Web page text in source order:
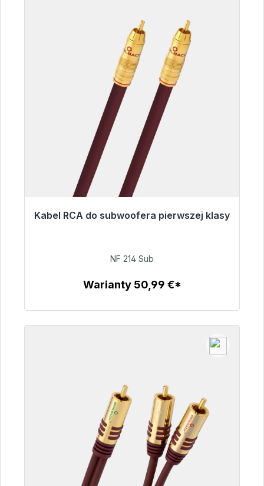
Kabel RCA do subwoofera pierwszej klasy
Gotowy do natychmiastowej wysyłki, czas
94,00 €
NF 214 Sub
Warianty 50,99 €*